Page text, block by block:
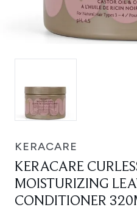
KERACARE
KERACARE
MOISTURIZING
CONDITIONER